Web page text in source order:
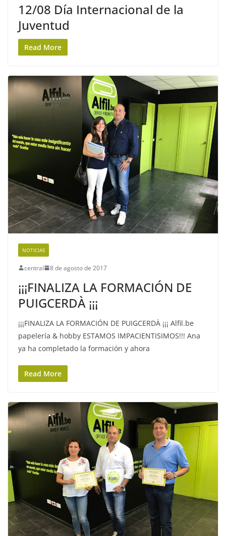
12/08 Día Internacional de la
Juventud
Read More
NOTICIAS
central 8 de agosto de 2017
¡¡¡FINALIZA LA FORMACIÓN DE
PUIGCERDÀ ¡¡¡
¡¡¡FINALIZA LA FORMACIÓN DE PUIGCERDÀ ¡¡¡ Alfil.be
papelería & hobby ESTAMOS IMPACIENTISIMOS!!! Ana
ya ha completado la formación y ahora
Read More